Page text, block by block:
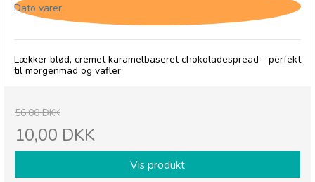
Dato varer
Lækker blød, cremet karamelbaseret chokoladespread - perfekt
til morgenmad og vafler
56,00 DKK
10,00 DKK
Vis produkt